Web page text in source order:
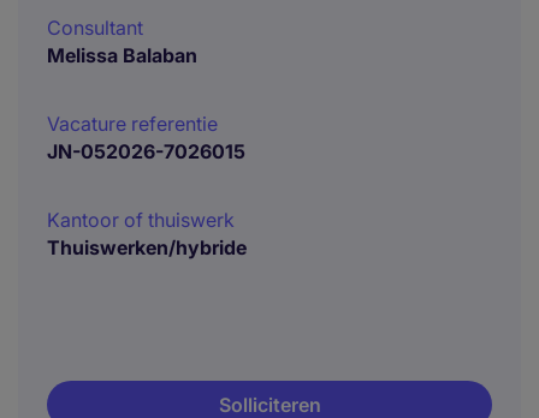
Consultant
Melissa Balaban
Vacature referentie
JN-052026-7026015
Kantoor of thuiswerk
Thuiswerken/hybride
Solliciteren